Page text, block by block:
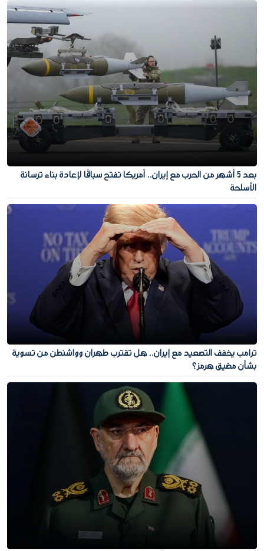
بعد 5 أشهر من الحرب مع إيران.. أمريكا تفتح سباقًا لإعادة بناء ترسانة
الأسلحة
ترامب يخفف التصعيد مع إيران.. هل تقترب طهران وواشنطن من تسوية
بشأن مضيق هرمز؟